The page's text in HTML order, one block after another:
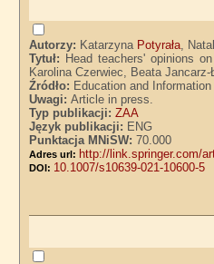
Autorzy: Katarzyna Potyrała,
Tytuł: Head teachers' opinions
Karolina Czerwiec, Beata
Źródło: Education and
Uwagi:Article in press.
Typ publikacji:ZAA
Język publikacji: ENG
Punktacja MNiSW:70.000
Adres url: http://link.springer.com/
DOI: 10.1007/s10639-021-10600-5